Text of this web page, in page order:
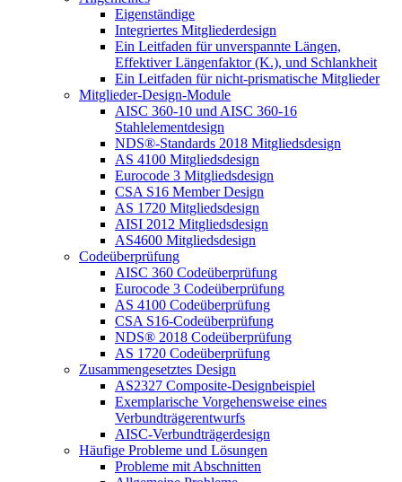
Eigenständige
Integriertes Mitgliederdesign
Ein Leitfaden für unverspannte Längen,
Effektiver Längenfaktor (K.), und Schlankheit
Ein Leitfaden für nicht-prismatische Mitglieder
Mitglieder-Design-Module
AISC 360-10 und AISC 360-16
Stahlelementdesign
NDS®-Standards 2018 Mitgliedsdesign
AS 4100 Mitgliedsdesign
Eurocode 3 Mitgliedsdesign
CSA S16 Member Design
AS 1720 Mitgliedsdesign
AISI 2012 Mitgliedsdesign
AS4600 Mitgliedsdesign
Codeüberprüfung
AISC 360 Codeüberprüfung
Eurocode 3 Codeüberprüfung
AS 4100 Codeüberprüfung
CSA S16-Codeüberprüfung
NDS® 2018 Codeüberprüfung
AS 1720 Codeüberprüfung
Zusammengesetztes Design
AS2327 Composite-Designbeispiel
Exemplarische Vorgehensweise eines
Verbundträgerentwurfs
AISC-Verbundträgerdesign
Häufige Probleme und Lösungen
Probleme mit Abschnitten